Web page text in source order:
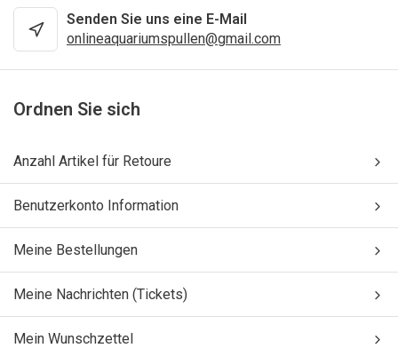
Senden Sie uns eine E-Mail
onlineaquariumspullen@gmail.com
Ordnen Sie sich
Anzahl Artikel für Retoure
Benutzerkonto Information
Meine Bestellungen
Meine Nachrichten (Tickets)
Mein Wunschzettel